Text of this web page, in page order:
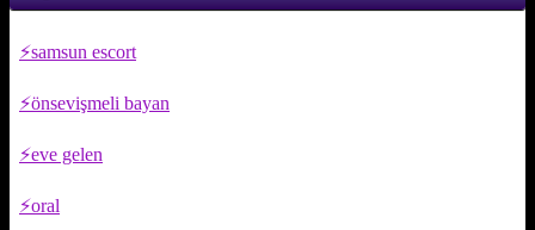
samsun escort
önsevişmeli bayan
eve gelen
oral